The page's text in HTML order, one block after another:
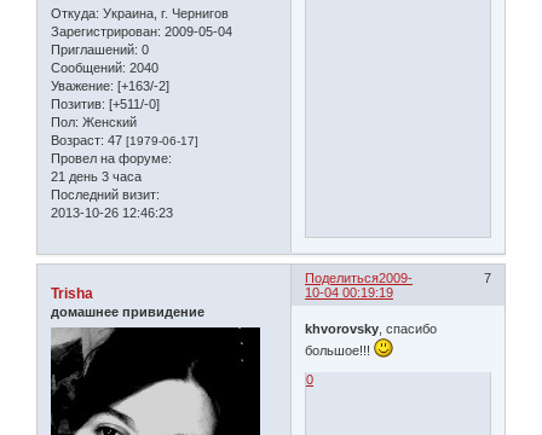
Откуда: Украина, г. Чернигов
Зарегистрирован: 2009-05-04
Приглашений: 0
Сообщений: 2040
Уважение: [+163/-2]
Позитив: [+511/-0]
Пол: Женский
Возраст: 47 [1979-06-17]
Провел на форуме:
21 день 3 часа
Последний визит:
2013-10-26 12:46:23
Поделиться 7
2009-
10-04 00:19:19
Trisha
домашнее привидение
khvorovsky , спасибо
большое!!!
0